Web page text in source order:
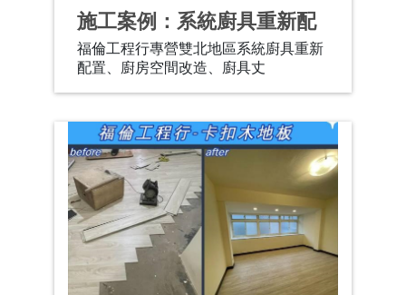
施工案例：系統廚具重新配
置
福倫工程行專營雙北地區系統廚具重新
配置、廚房空間改造、廚具丈